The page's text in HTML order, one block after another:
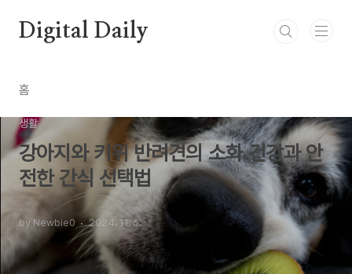
Digital Daily
홈
생활
강아지와 키위 반려견의 소화 건강과 안
전한 간식 선택법
by Newbie0 2024. 11. 6.